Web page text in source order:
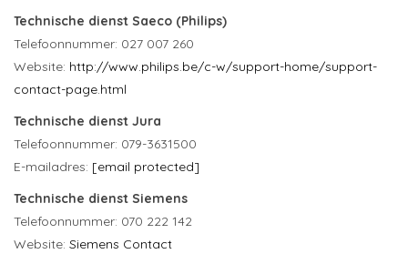
Technische dienst Saeco (Philips)
Telefoonnummer: 027 007 260
Website: http://www.philips.be/c-w/support-home/support-
contact-page.html
Technische dienst Jura
Telefoonnummer: 079-3631500
E-mailadres: [email protected]
Technische dienst Siemens
Telefoonnummer: 070 222 142
Website: Siemens Contact